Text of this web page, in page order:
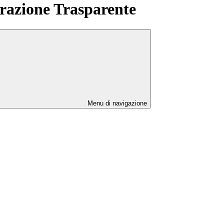
Trasparente
Menu di navigazione